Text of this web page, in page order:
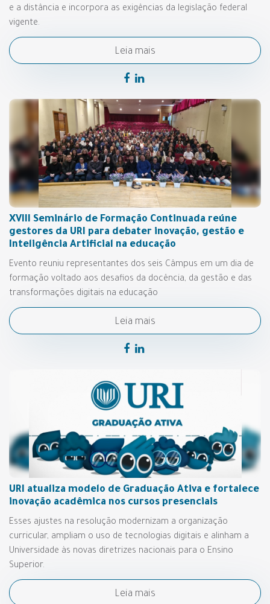
e a distância e incorpora as exigências da legislação federal
vigente.
Leia mais
XVIII Seminário de Formação Continuada reúne
gestores da URI para debater inovação, gestão e
Inteligência Artificial na educação
Evento reuniu representantes dos seis Câmpus em um dia de
formação voltado aos desafios da docência, da gestão e das
transformações digitais na educação
Leia mais
URI atualiza modelo de Graduação Ativa e fortalece
inovação acadêmica nos cursos presenciais
Esses ajustes na resolução modernizam a organização
curricular, ampliam o uso de tecnologias digitais e alinham a
Universidade às novas diretrizes nacionais para o Ensino
Superior.
Leia mais